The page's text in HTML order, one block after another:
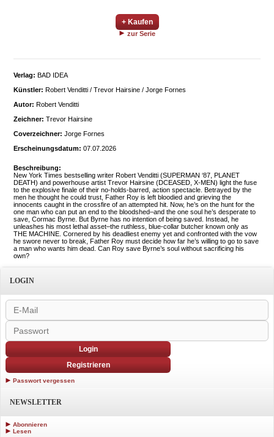
+ Kaufen
zur Serie
Verlag: BAD IDEA
Künstler: Robert Venditti / Trevor Hairsine / Jorge Fornes
Autor: Robert Venditti
Zeichner: Trevor Hairsine
Coverzeichner: Jorge Fornes
Erscheinungsdatum: 07.07.2026
Beschreibung:
New York Times bestselling writer Robert Venditti (SUPERMAN ‘87, PLANET
DEATH) and powerhouse artist Trevor Hairsine (DCEASED, X-MEN) light the fuse
to the explosive finale of their no-holds-barred, action spectacle. Betrayed by the
men he thought he could trust, Father Roy is left bloodied and grieving the
innocents caught in the crossfire of an attempted hit. Now, he’s on the hunt for the
one man who can put an end to the bloodshed–and the one soul he’s desperate to
save, Cormac Byrne. But Byrne has no intention of being saved. Instead, he
unleashes his most lethal asset–the ruthless, blue-collar butcher known only as
THE MACHINE. Cornered by his deadliest enemy yet and confronted with the vow
he swore never to break, Father Roy must decide how far he’s willing to go to save
a man who wants him dead. Can Roy save Byrne’s soul without sacrificing his
own?
LOGIN
Login
Registrieren
Passwort vergessen
NEWSLETTER
Abonnieren
Lesen